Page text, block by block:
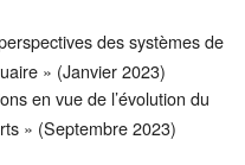
des systèmes de
» (Janvier 2023)
en vue de l’évolution du
» (Septembre 2023)